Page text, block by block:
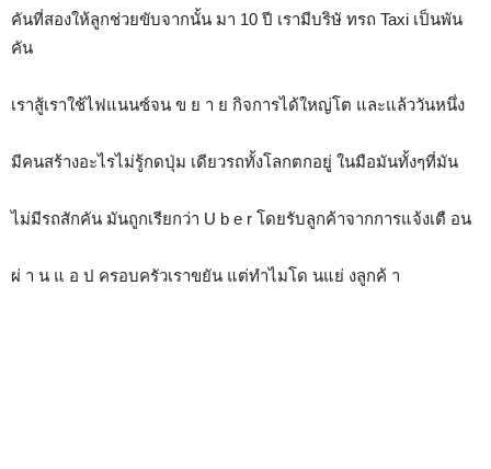
คันที่สองให้ลูกช่วยขับจากนั้น มา 10 ปี เรามีบริษั ทรถ Taxi เป็นพัน
คัน
เราสู้เราใช้ไฟแนนซ์จน ข ย า ย กิจการได้ใหญ่โต และแล้ววันหนึ่ง
มีคนสร้างอะไรไม่รู้กดปุ่ม เดียวรถทั้งโลกตกอยู่ ในมือมันทั้งๆที่มัน
ไม่มีรถสักคัน มันถูกเรียกว่า U b e r โดยรับลูกค้าจากการแจ้งเตื อน
ผ่ า น แ อ ป ครอบครัวเราขยัน แต่ทำไมโด นแย่ งลูกค้ า